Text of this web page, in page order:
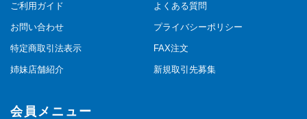
ご利用ガイド よくある質問
お問い合わせ プライバシーポリシー
特定商取引法表示 FAX注文
姉妹店舗紹介 新規取引先募集
会員メニュー